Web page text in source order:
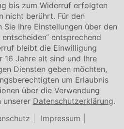
bis zum Widerruf erfolgten
nicht berührt. Für den
Ihre Einstellungen über den
entsprechend
bleibt die Einwilligung
16 Jahre alt sind und Ihre
Diensten geben möchten,
um Erlaubnis
über die Verwendung
unserer Datenschutzerklärung.
Impressum